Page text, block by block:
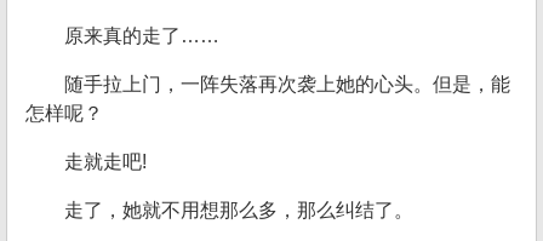
原来真的走了……
随手拉上门，一阵失落再次袭上她的心头。但是，能
怎样呢？
走就走吧!
走了，她就不用想那么多，那么纠结了。